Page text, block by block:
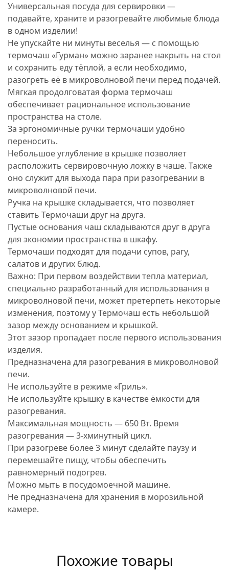
Универсальная посуда для сервировки —
подавайте, храните и разогревайте любимые блюда
в одном изделии!
Не упускайте ни минуты веселья — с помощью
термочаш «Гурман» можно заранее накрыть на стол
и сохранить еду тёплой, а если необходимо,
разогреть её в микроволновой печи перед подачей.
Мягкая продолговатая форма термочаш
обеспечивает рациональное использование
пространства на столе.
За эргономичные ручки термочаши удобно
переносить.
Небольшое углубление в крышке позволяет
расположить сервировочную ложку в чаше. Также
оно служит для выхода пара при разогревании в
микроволновой печи.
Ручка на крышке складывается, что позволяет
ставить Термочаши друг на друга.
Пустые основания чаш складываются друг в друга
для экономии пространства в шкафу.
Термочаши подходят для подачи супов, рагу,
салатов и других блюд.
Важно: При первом воздействии тепла материал,
специально разработанный для использования в
микроволновой печи, может претерпеть некоторые
изменения, поэтому у Термочаш есть небольшой
зазор между основанием и крышкой.
Этот зазор пропадает после первого использования
изделия.
Предназначена для разогревания в микроволновой
печи.
Не используйте в режиме «Гриль».
Не используйте крышку в качестве ёмкости для
разогревания.
Максимальная мощность — 650 Вт. Время
разогревания — 3-хминутный цикл.
При разогреве более 3 минут сделайте паузу и
перемешайте пищу, чтобы обеспечить
равномерный подогрев.
Можно мыть в посудомоечной машине.
Не предназначена для хранения в морозильной
камере.
Похожие товары